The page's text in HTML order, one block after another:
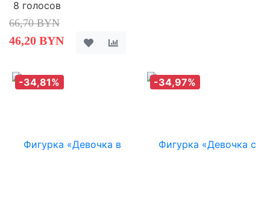
8 голосов
66,70 BYN
46,20 BYN
-34,81% -34,97%